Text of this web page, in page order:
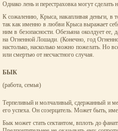
Однако лень и перестраховка могут
К сожалению, Крыса, накапливая деньги, в
так как именно в любви Крыса выражает
ним в безопасности. Обезьяна околдует ее,
на Огненной Лошади. (Конечно, год
настолько, насколько можно пожелать. Но
или смертью от несчастного случая.
БЫК
(работа, семья)
Терпеливый и молчаливый, сдержанный и
его успеха. Он созерцатель. Может быть,
Бык может стать сектантом, вплоть до